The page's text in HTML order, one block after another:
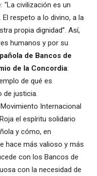
“La civilización es un
respeto a lo divino, a la
propia dignidad”. Así,
humanos y por su
de Bancos de
de la Concordia:
de qué es
de justicia.
Internacional
el espíritu solidario
y cómo, en
hace más valioso y más
con los Bancos de
con la necesidad de